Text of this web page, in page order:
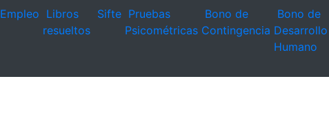
Empleo Libros
resueltos
Sifte Pruebas
Psicométricas
Bono de
Contingencia
Bono de
Desarrollo
Humano